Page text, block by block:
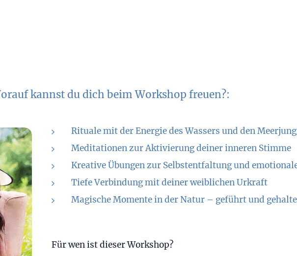
kannst du dich beim Workshop freuen?:
Rituale mit der Energie des Wassers und den
Meditationen zur Aktivierung deiner inneren Stimme
Kreative Übungen zur Selbstentfaltung und
Tiefe Verbindung mit deiner weiblichen Urkraft
Magische Momente in der Natur – geführt und
Für wen ist dieser Workshop?